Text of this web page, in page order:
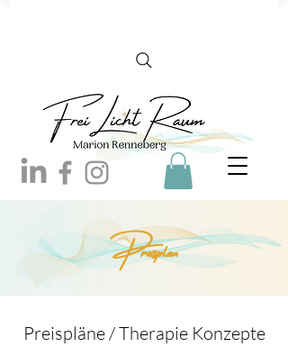
Preisplan
Preispläne / Therapie Konzepte